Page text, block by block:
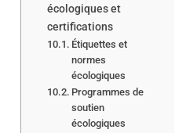
écologiques et
certifications
Étiquettes et
normes
écologiques
Programmes de
soutien
écologiques